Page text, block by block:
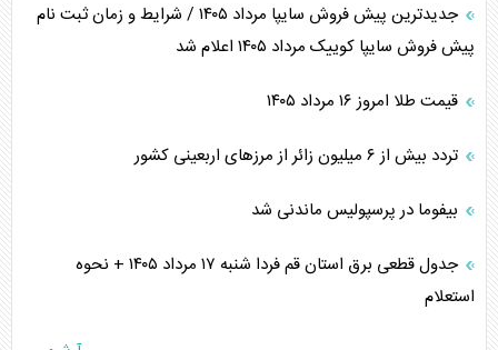
جدیدترین پیش فروش سایپا مرداد ۱۴۰۵ / شرایط و زمان ثبت نام
پیش فروش سایپا کوییک مرداد ۱۴۰۵ اعلام شد
قیمت طلا امروز ۱۶ مرداد ۱۴۰۵
تردد بیش از ۶ میلیون زائر از مرزهای اربعینی کشور
بیفوما در پرسپولیس ماندنی شد
جدول قطعی برق استان قم فردا شنبه ۱۷ مرداد ۱۴۰۵ + نحوه
استعلام